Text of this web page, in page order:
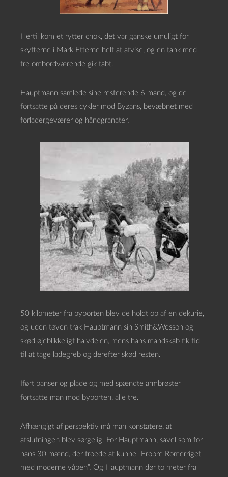
Hertil kom et rytter chok, det var ganske umuligt for
skytterne i Mark Etterne helt at afvise, og en tank med
tre ombordværende gik tabt.
Hauptmann samlede sine resterende 6 mand, og de
fortsatte på deres cykler mod Byzans, bevæbnet med
forladergeværer og håndgranater.
50 kilometer fra byporten blev de holdt op af en dekurie,
og uden tøven trak Hauptmann sin Smith&Wesson og
skød øjeblikkeligt halvdelen, mens hans mandskab fik tid
til at tage ladegreb og derefter skød resten.
Iført panser og plade og med spændte armbrøster
fortsatte man mod byporten, alle tre.
Afhængigt af perspektiv må man konstatere, at
afslutningen blev sørgelig. For Hauptmann, såvel som for
hans 30 mænd, der troede at kunne “Erobre Romerriget
med moderne våben”. Og Hauptmann dør to meter fra